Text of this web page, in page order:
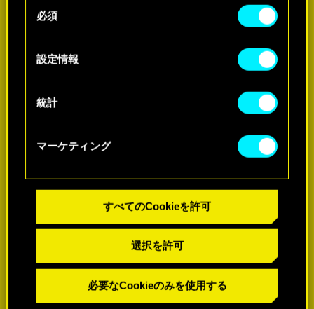
Cookieの使用およびパフォーマンスの変更点に関
する詳細は、下記の「設定」メニューでご確認く
ださい。
必須
設定情報
統計
マーケティング
すべてのCookieを許可
選択を許可
必要なCookieのみを使用する